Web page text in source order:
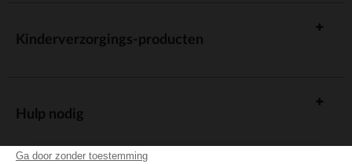
Ga door zonder toestemming
Kinderverzorgings-producten
Hulp nodig